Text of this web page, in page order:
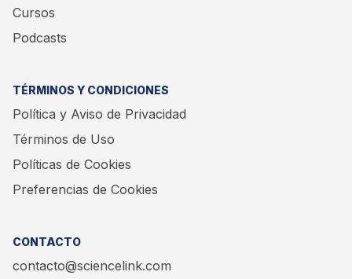
Cursos
Podcasts
TÉRMINOS Y CONDICIONES
Política y Aviso de Privacidad
Términos de Uso
Políticas de Cookies
Preferencias de Cookies
CONTACTO
contacto@sciencelink.com